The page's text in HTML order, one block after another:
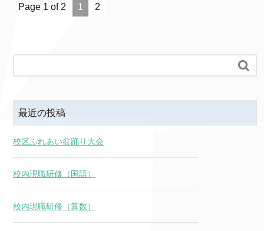
Page 1 of 2 1 2

最近の投稿
校区ふれあい盆踊り大会
校内現職研修（国語）
校内現職研修（算数）